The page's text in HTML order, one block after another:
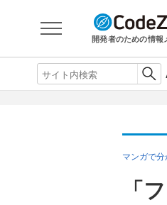
開発者のための情報
マンガで
「